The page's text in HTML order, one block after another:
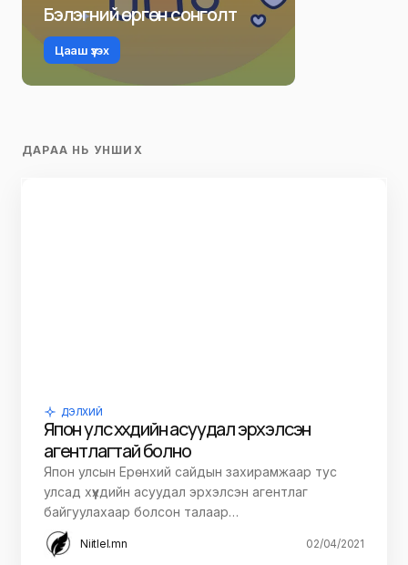
Бэлэгний өргөн сонголт
Цааш үзэх
ДАРАА НЬ УНШИХ
ДЭЛХИЙ
Япон улс хүүхдийн асуудал эрхэлсэн
агентлагтай болно
Япон улсын Ерөнхий сайдын захирамжаар тус
улсад хүүхдийн асуудал эрхэлсэн агентлаг
байгуулахаар болсон талаар…
Niitlel.mn 02/04/2021